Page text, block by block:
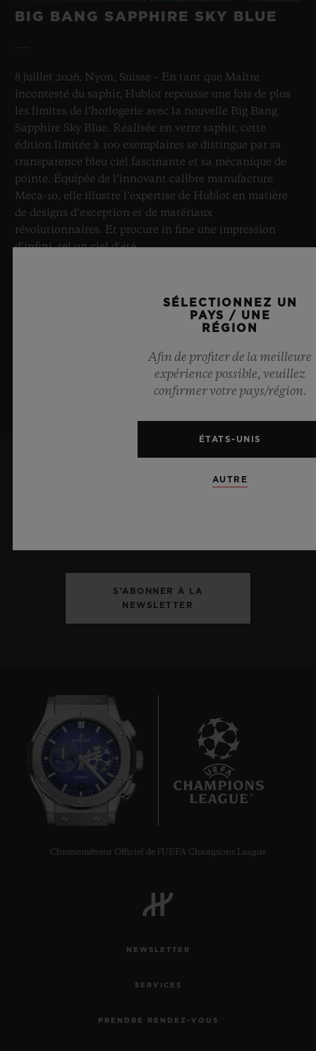
BIG BANG SAPPHIRE SKY BLUE
8 juillet 2026, Nyon, Suisse – En tant que Maître
incontesté du saphir, Hublot repousse une fois de plus
les limites de l’horlogerie avec la nouvelle Big Bang
Sapphire Sky Blue. Réalisée en verre saphir, cette
édition limitée à 100 exemplaires se distingue par sa
transparence bleu ciel fascinante et sa mécanique de
pointe. Équipée de l’innovant calibre manufacture
Meca-10, elle illustre l’expertise de Hublot en matière
de designs d’exception et de matériaux
révolutionnaires. Et procure in fine une impression
d’infini, tel un ciel d’été.
ME TENIR INFORMÉ(E)
S’ABONNER À LA
NEWSLETTER
Chronométreur Officiel de l'UEFA Champions League
NEWSLETTER
SERVICES
PRENDRE RENDEZ-VOUS
SÉLECTIONNEZ UN
PAYS / UNE
RÉGION
Afin de profiter de la meilleure
expérience possible, veuillez
confirmer votre pays/région.
ÉTATS-UNIS
AUTRE